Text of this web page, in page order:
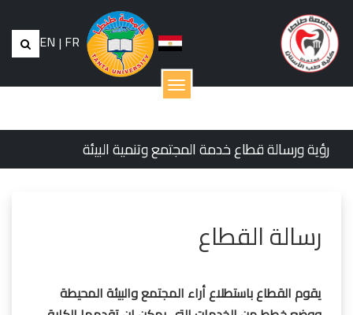
EN | FR
القائمة
رؤية ورسالة قطاع خدمة المجتمع وتنمية البيئة
رسالة القطاع
يقوم القطاع باستطلاع أراء المجتمع والبيئة المحيطة